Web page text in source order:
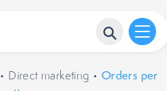
• Direct marketing • Orders per